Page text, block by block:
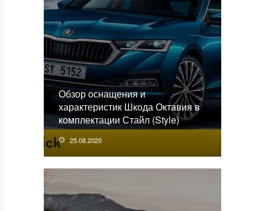
Обзор оснащения и
характеристик Шкода Октавия в
комплектации Стайл (Style)
25.08.2020